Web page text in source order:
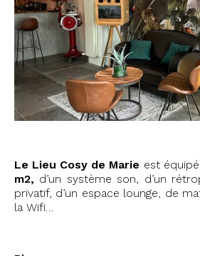
Le Lieu Cosy de Marie est
m2, d’un système son, d’un
privatif, d’un espace lounge, de
la Wifi…